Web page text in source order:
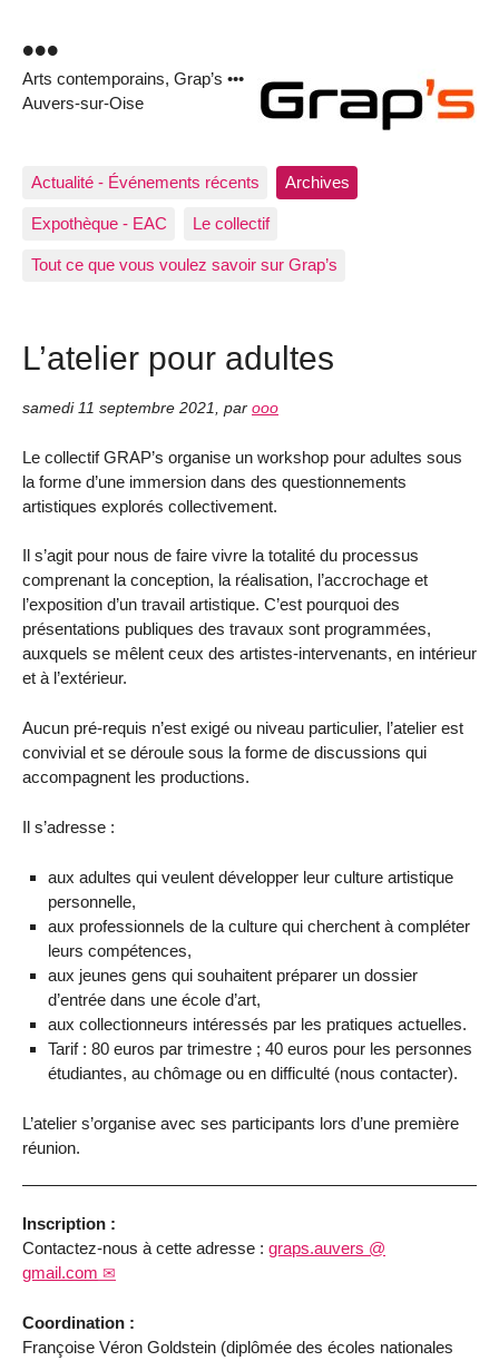
•••
Arts contemporains, Grap’s •••
Auvers-sur-Oise
Actualité - Événements récents Archives
Expothèque - EAC Le collectif
Tout ce que vous voulez savoir sur Grap’s
L’atelier pour adultes
samedi 11 septembre 2021 par ooo
Le collectif GRAP’s organise un workshop pour adultes sous
la forme d’une immersion dans des questionnements
artistiques explorés collectivement.
Il s’agit pour nous de faire vivre la totalité du processus
comprenant la conception, la réalisation, l’accrochage et
l’exposition d’un travail artistique. C’est pourquoi des
présentations publiques des travaux sont programmées,
auxquels se mêlent ceux des artistes-intervenants, en intérieur
et à l’extérieur.
Aucun pré-requis n’est exigé ou niveau particulier, l’atelier est
convivial et se déroule sous la forme de discussions qui
accompagnent les productions.
Il s’adresse :
aux adultes qui veulent développer leur culture artistique
personnelle,
aux professionnels de la culture qui cherchent à compléter
leurs compétences,
aux jeunes gens qui souhaitent préparer un dossier
d’entrée dans une école d’art,
aux collectionneurs intéressés par les pratiques actuelles.
Tarif : 80 euros par trimestre ; 40 euros pour les personnes
étudiantes, au chômage ou en difficulté (nous contacter).
L’atelier s’organise avec ses participants lors d’une première
réunion.
Inscription :
Contactez-nous à cette adresse : graps.auvers @
gmail.com
Coordination :
Françoise Véron Goldstein (diplômée des écoles nationales